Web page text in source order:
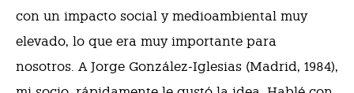
con un impacto social y medioambiental muy
elevado, lo que era muy importante para
nosotros. A Jorge González-Iglesias (Madrid, 1984),